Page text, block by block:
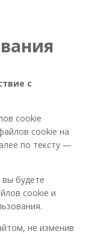
с
cookie
cookie на
по тексту —
будете
cookie и
не изменив